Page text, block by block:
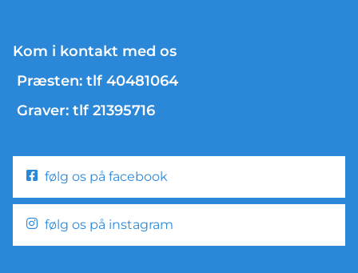
Kom i kontakt med os
Præsten: tlf 40481064
Graver: tlf 21395716
følg os på facebook
følg os på instagram